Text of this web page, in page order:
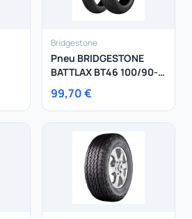
Bridgestone
Pneu BRIDGESTONE
BATTLAX BT46 100/90-
16 54 H
99,70 €